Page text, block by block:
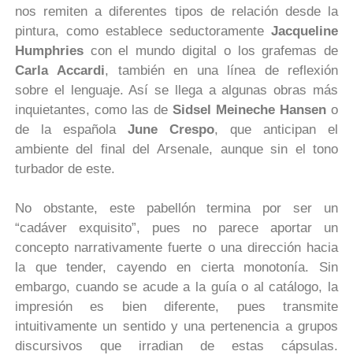
nos remiten a diferentes tipos de relación desde la
pintura, como establece seductoramenteJacqueline
Humphriescon el mundo digital o los grafemas de
Carla
Accardi, también en una línea de reflexión
sobre el lenguaje. Así se llega a algunas obras más
inquietantes, como las deSidsel Meineche Hansen o
de la española June Crespo, que anticipan el
ambiente del final del Arsenale, aunque sin el tono
turbador de este.
No obstante, este pabellón termina por ser un
“cadáver exquisito”, pues no parece aportar un
concepto narrativamente fuerte o una dirección hacia
la que tender, cayendo en cierta monotonía. Sin
embargo, cuando se acude a la guía o al catálogo, la
impresión es bien diferente, pues transmite
intuitivamente un sentido y una pertenencia a grupos
discursivos que irradian de estas cápsulas.